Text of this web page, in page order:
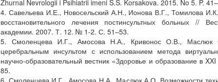
Zhurnal Nevrologii i Psihiatrii imeni S.S. Korsakova. 2015. No 5. P.
4. Савельева И.Е., Новосельский А.Н., Ионова В.Г., Томилова И.К.
восстановительного лечения постинсультных больных //
академии. 2007. Т. 12. № 1-2. С. 51–53.
5. Смоленцева И.Г., Амосова Н.А., Кривонос О.В., Маслюк
церебральным инсультом с использованием метода
научно-образовательный вестник «Здоровье и образование в
85.